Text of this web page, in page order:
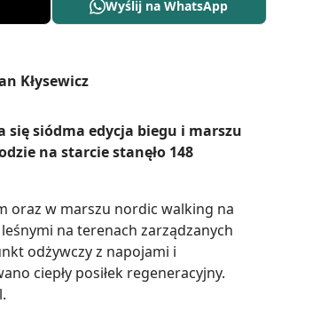
Wyślij na WhatsApp
się siódma edycja biegu i marszu
na starcie stanęło 148
oraz w marszu nordic walking na
na terenach zarządzanych
odżywczy z napojami i
ciepły posiłek regeneracyjny.